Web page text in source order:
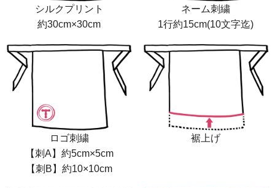
シルクプリント
約30cm×30cm
ネーム刺繍
1行約15cm(10文字迄)
ロゴ刺繍
【刺A】約5cm×5cm
【刺B】約10×10cm
裾上げ